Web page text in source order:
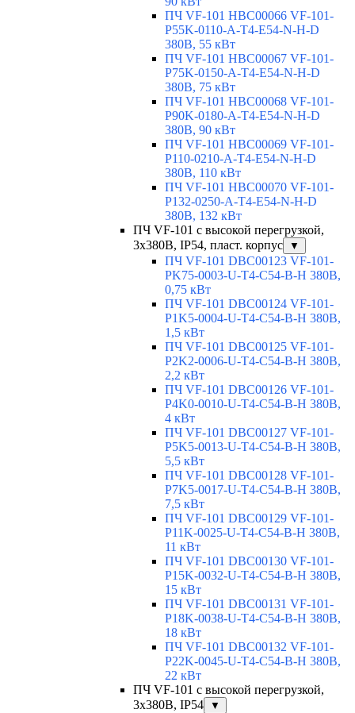
ПЧ VF-101 HBC00066 VF-101-
P55K-0110-A-T4-E54-N-H-D
380В, 55 кВт
ПЧ VF-101 HBC00067 VF-101-
P75K-0150-A-T4-E54-N-H-D
380В, 75 кВт
ПЧ VF-101 HBC00068 VF-101-
P90K-0180-A-T4-E54-N-H-D
380В, 90 кВт
ПЧ VF-101 HBC00069 VF-101-
P110-0210-A-T4-E54-N-H-D
380В, 110 кВт
ПЧ VF-101 HBC00070 VF-101-
P132-0250-A-T4-E54-N-H-D
380В, 132 кВт
ПЧ VF-101 с высокой перегрузкой,
3х380В, IP54, пласт. корпус
▼
ПЧ VF-101 DBC00123 VF-101-
PK75-0003-U-T4-C54-B-H 380В,
0,75 кВт
ПЧ VF-101 DBC00124 VF-101-
P1K5-0004-U-T4-C54-B-H 380В,
1,5 кВт
ПЧ VF-101 DBC00125 VF-101-
P2K2-0006-U-T4-C54-B-H 380В,
2,2 кВт
ПЧ VF-101 DBC00126 VF-101-
P4K0-0010-U-T4-C54-B-H 380В,
4 кВт
ПЧ VF-101 DBC00127 VF-101-
P5K5-0013-U-T4-C54-B-H 380В,
5,5 кВт
ПЧ VF-101 DBC00128 VF-101-
P7K5-0017-U-T4-C54-B-H 380В,
7,5 кВт
ПЧ VF-101 DBC00129 VF-101-
P11K-0025-U-T4-C54-B-H 380В,
11 кВт
ПЧ VF-101 DBC00130 VF-101-
P15K-0032-U-T4-C54-B-H 380В,
15 кВт
ПЧ VF-101 DBC00131 VF-101-
P18K-0038-U-T4-C54-B-H 380В,
18 кВт
ПЧ VF-101 DBC00132 VF-101-
P22K-0045-U-T4-C54-B-H 380В,
22 кВт
ПЧ VF-101 с высокой перегрузкой,
3х380В, IP54
▼